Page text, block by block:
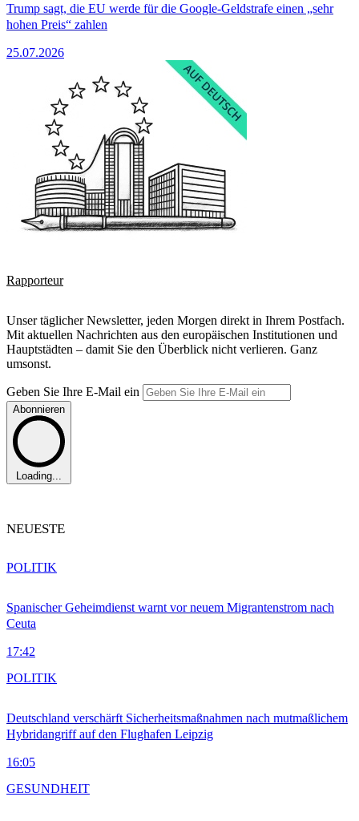
Trump sagt, die EU werde für die Google-Geldstrafe einen „sehr
hohen Preis“ zahlen
25.07.2026
Rapporteur
Unser täglicher Newsletter, jeden Morgen direkt in Ihrem Postfach.
Mit aktuellen Nachrichten aus den europäischen Institutionen und
Hauptstädten – damit Sie den Überblick nicht verlieren. Ganz
umsonst.
Geben Sie Ihre E-Mail ein
Abonnieren
Loading...
NEUESTE
Spanischer Geheimdienst warnt vor neuem Migrantenstrom nach
Ceuta
17:42
POLITIK
Deutschland verschärft Sicherheitsmaßnahmen nach mutmaßlichem
Hybridangriff auf den Flughafen Leipzig
16:05
POLITIK
GESUNDHEIT